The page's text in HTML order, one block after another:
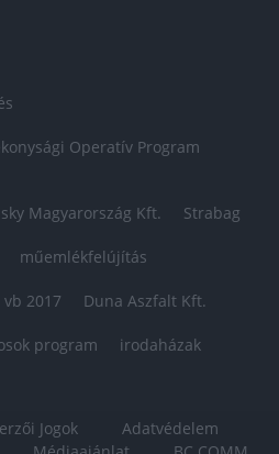
Operatív Program
Magyarország Kft. Strabag
műemlékfelújítás
vb 2017 Duna Aszfalt Kft.
program irodaházak
Jogok
Adatvédelem